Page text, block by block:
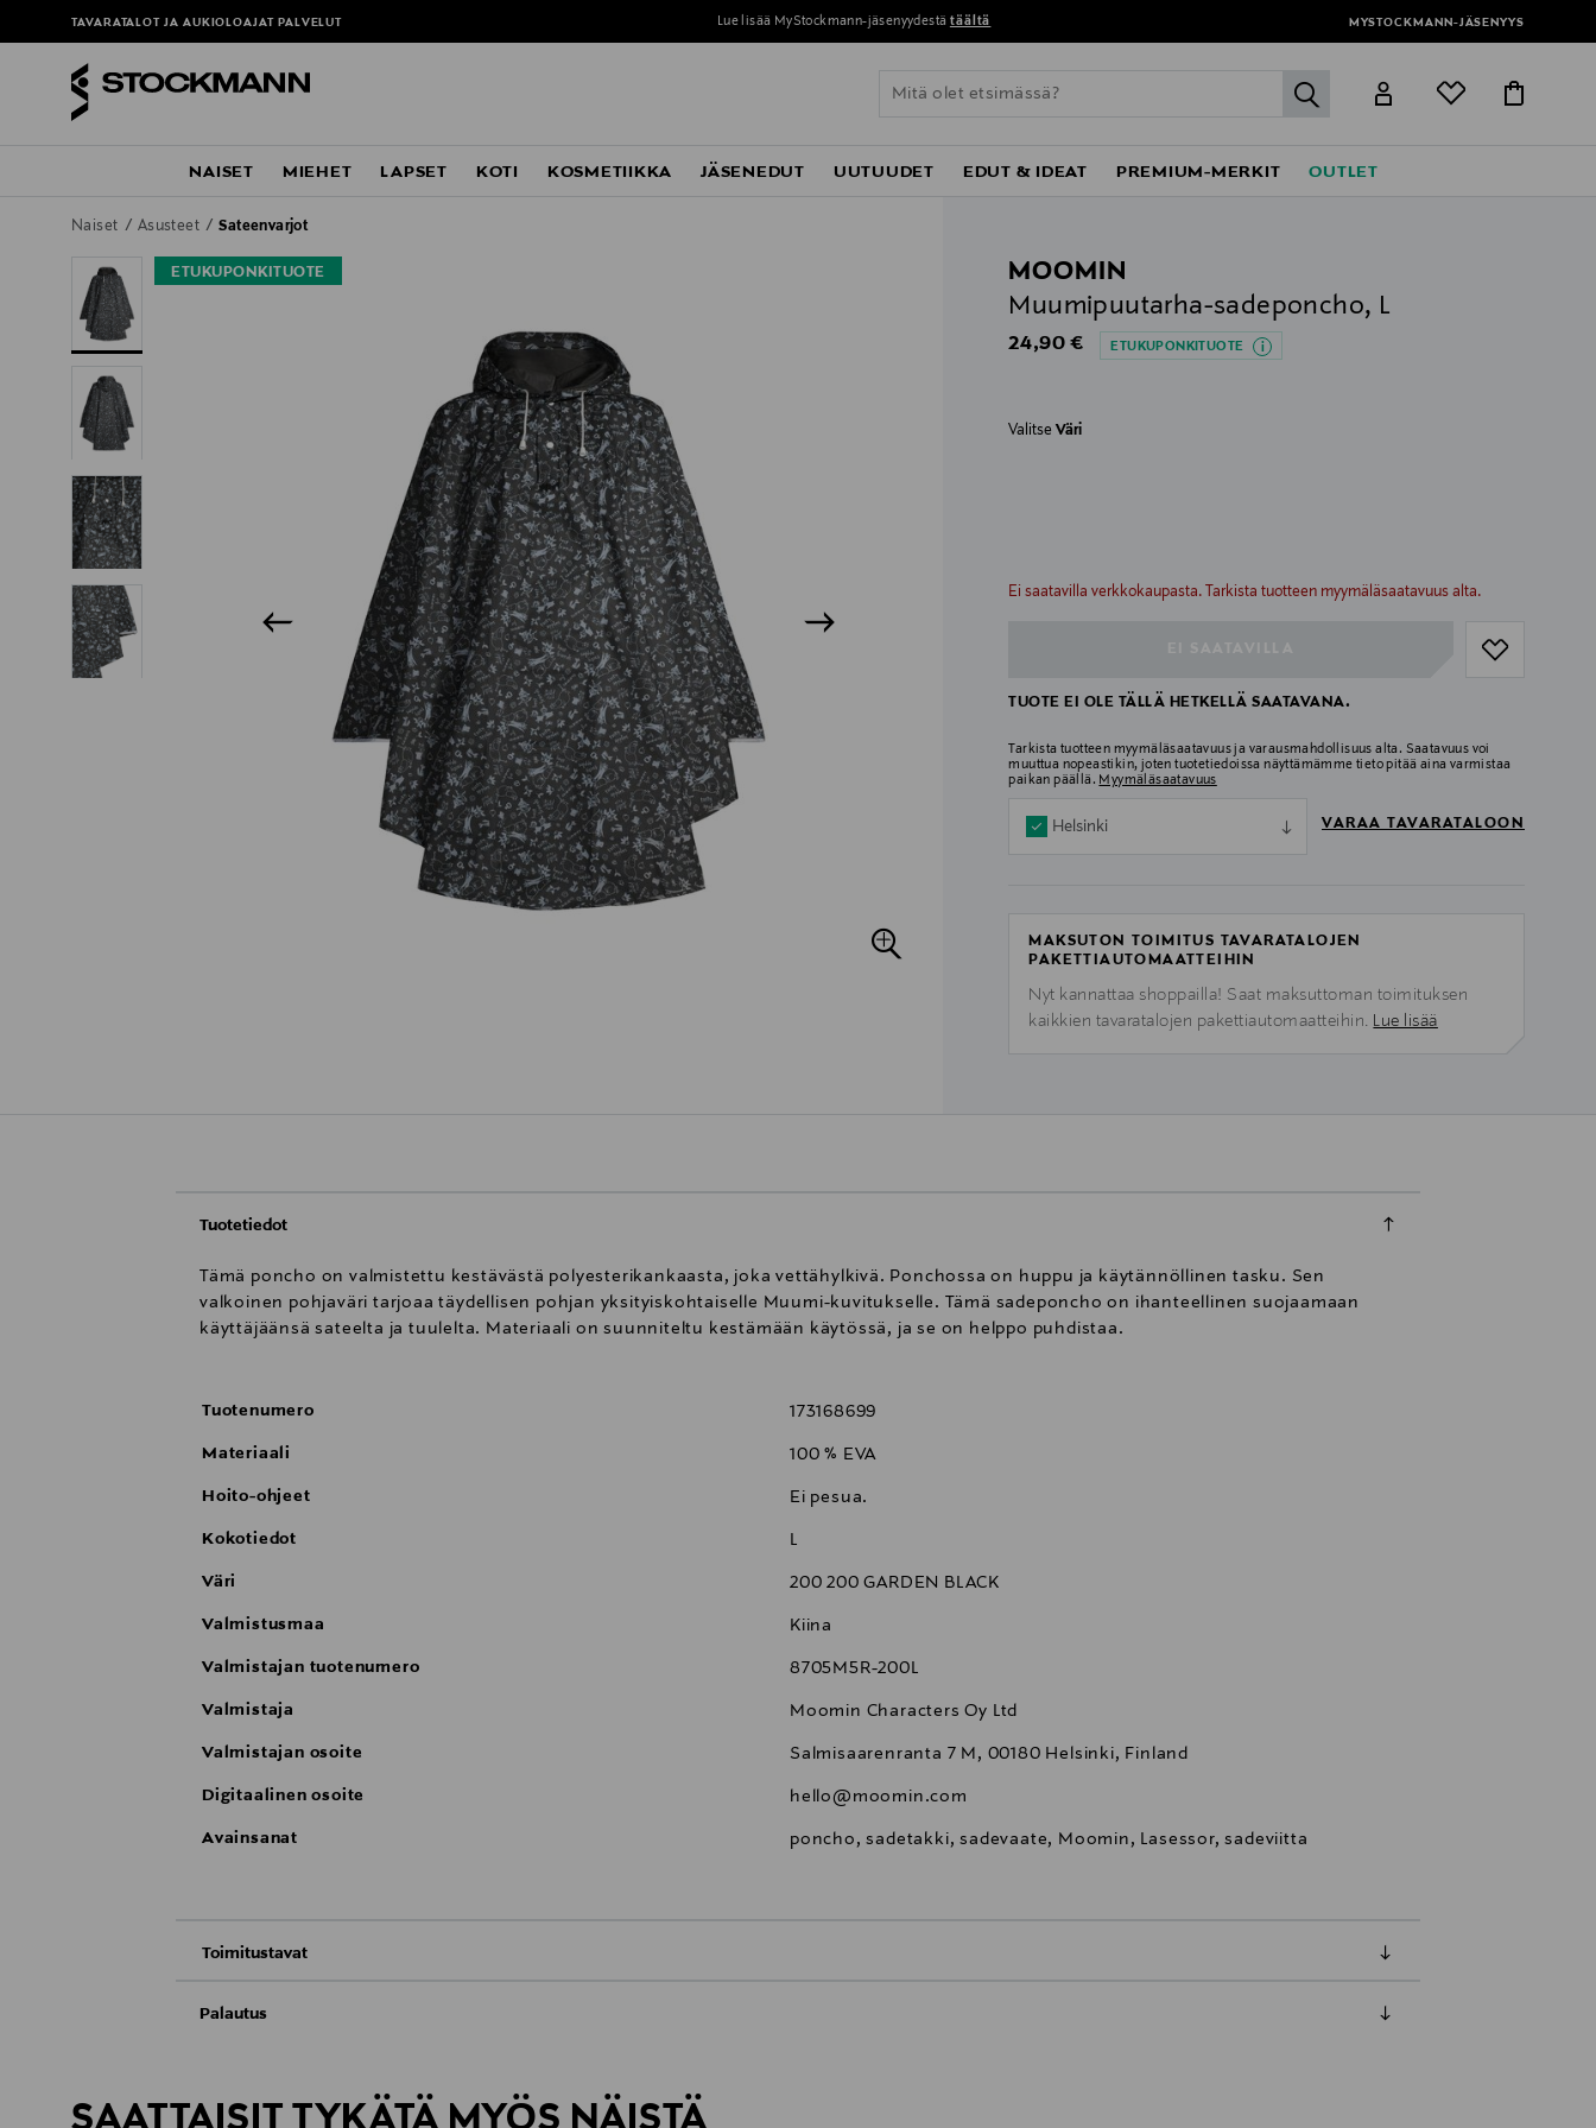
TAVARATALOT JA AUKIOLOAJAT PALVELUT Lue lisää MyStockmann-jäsenyydestä täältä MYSTOCKMANN-JÄSENYYS
label.header.go
NAISET MIEHET LAPSET KOTI KOSMETIIKKA JÄSENEDUT UUTUUDET EDUT & IDEAT PREMIUM-MERKIT OUTLET
Naiset Asusteet Sateenvarjot
ETUKUPONKITUOTE
MOOMIN
Muumipuutarha-sadeponcho, L
Original Price
24,90 € ETUKUPONKITUOTE
ValitseVäri
Ei saatavilla verkkokaupasta. Tarkista tuotteen myymäläsaatavuus alta.
null
TUOTE EI OLE TÄLLÄ HETKELLÄ SAATAVANA.
Tarkista tuotteen myymäläsaatavuus ja varausmahdollisuus alta. Saatavuus voi
muuttua nopeastikin, joten tuotetiedoissa näyttämämme tieto pitää aina varmistaa
paikan päällä. Myymäläsaatavuus
Helsinki VARAA TAVARATALOON
MAKSUTON TOIMITUS TAVARATALOJEN
PAKETTIAUTOMAATTEIHIN
Nyt kannattaa shoppailla! Saat maksuttoman toimituksen
kaikkien tavaratalojen pakettiautomaatteihin. Lue lisää
Tuotetiedot
Tämä poncho on valmistettu kestävästä polyesterikankaasta, joka vettähylkivä. Ponchossa on huppu ja käytännöllinen tasku. Sen
valkoinen pohjaväri tarjoaa täydellisen pohjan yksityiskohtaiselle Muumi-kuvitukselle. Tämä sadeponcho on ihanteellinen suojaamaan
käyttäjäänsä sateelta ja tuulelta. Materiaali on suunniteltu kestämään käytössä, ja se on helppo puhdistaa.
Tuotenumero 173168699
Materiaali 100 % EVA
Hoito-ohjeet Ei pesua.
Kokotiedot L
Väri 200 200 GARDEN BLACK
Valmistusmaa Kiina
Valmistajan tuotenumero 8705M5R-200L
Valmistaja Moomin Characters Oy Ltd
Valmistajan osoite Salmisaarenranta 7 M, 00180 Helsinki, Finland
Digitaalinen osoite hello@moomin.com
Avainsanat poncho, sadetakki, sadevaate, Moomin, Lasessor, sadeviitta
Toimitustavat
Palautus